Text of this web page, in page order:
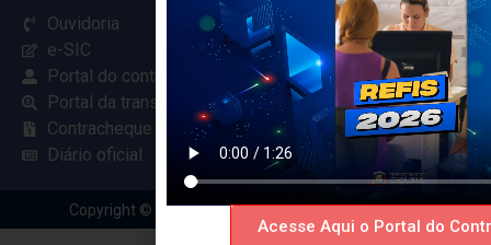
Ouvidoria
e-SIC
Portal do contribuinte
Portal da transparência
Contracheque online
Diário oficial
Copyright © 2024 Criado com pela Renovar Web
Acesse Aqui o Portal do